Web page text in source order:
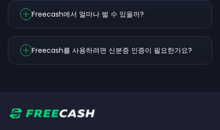
Freecash에서 얼마나 벌 수 있을까?
Freecash를 사용하려면 신분증 인증이 필요한가요?